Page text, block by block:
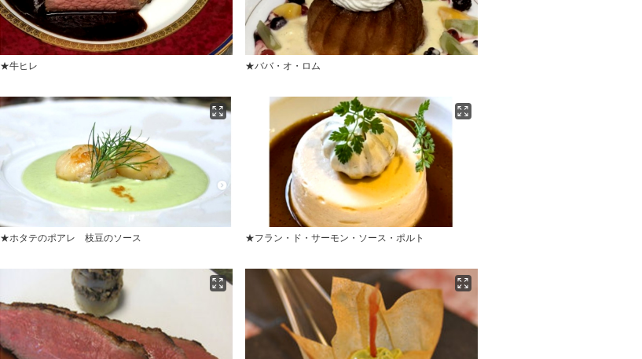
★牛ヒレ ★ババ・オ・ロム
★ホタテのポアレ 枝豆のソース ★フラン・ド・サーモン・ソース・ポルト